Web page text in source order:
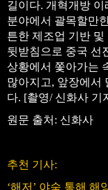
길이다. 개혁개방
분야에서 괄목할만
튼한 제조업 기반
뒷받침으로 중국 선
상황에서 쫓아가는
많아지고, 앞장에서
다. [촬영/ 신화사 기
원문 출처: 신화사
추천 기사:
‘해저’ 야숙 통해 해